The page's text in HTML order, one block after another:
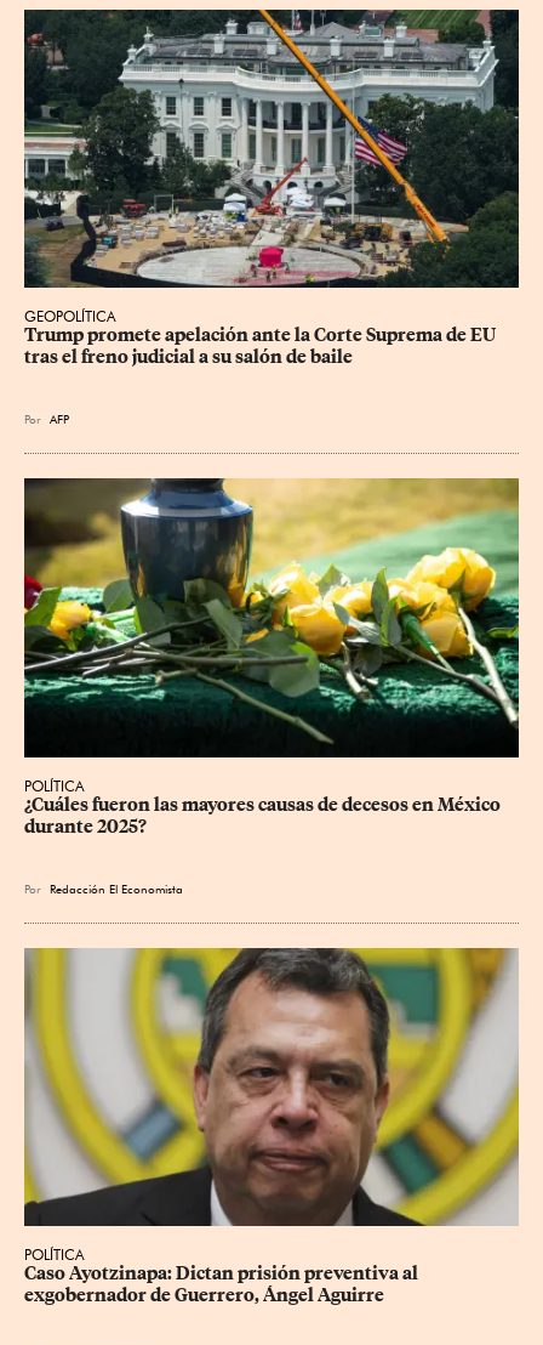
GEOPOLÍTICA
Trump promete apelación ante la Corte Suprema de EU
tras el freno judicial a su salón de baile
Por AFP
POLÍTICA
¿Cuáles fueron las mayores causas de decesos en México
durante 2025?
Por Redacción El Economista
POLÍTICA
Caso Ayotzinapa: Dictan prisión preventiva al
exgobernador de Guerrero, Ángel Aguirre